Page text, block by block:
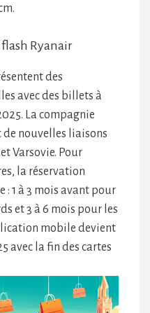
flash Ryanair
des
avec des billets à
La compagnie
de nouvelles liaisons
Varsovie. Pour
la réservation
: 1 à 3 mois avant pour
et 3 à 6 mois pour les
mobile devient
avec la fin des cartes